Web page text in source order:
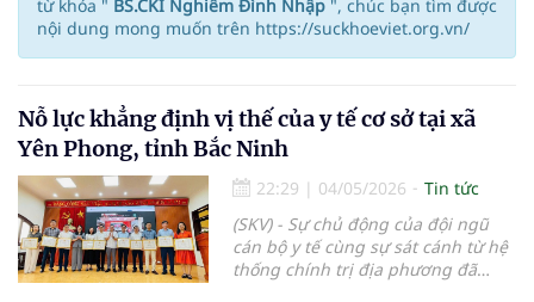
từ khóa " BS.CKI Nghiêm Đình Nhập ", chúc bạn tìm được
nội dung mong muốn trên https://suckhoeviet.org.vn/
Nỗ lực khẳng định vị thế của y tế cơ sở tại xã
Yên Phong, tỉnh Bắc Ninh
22:29 | 04/05/2026
Tin tức
(SKV) - Sự chủ động của đội ngũ
cán bộ y tế cùng sự sát cánh từ hệ
thống chính trị địa phương đã